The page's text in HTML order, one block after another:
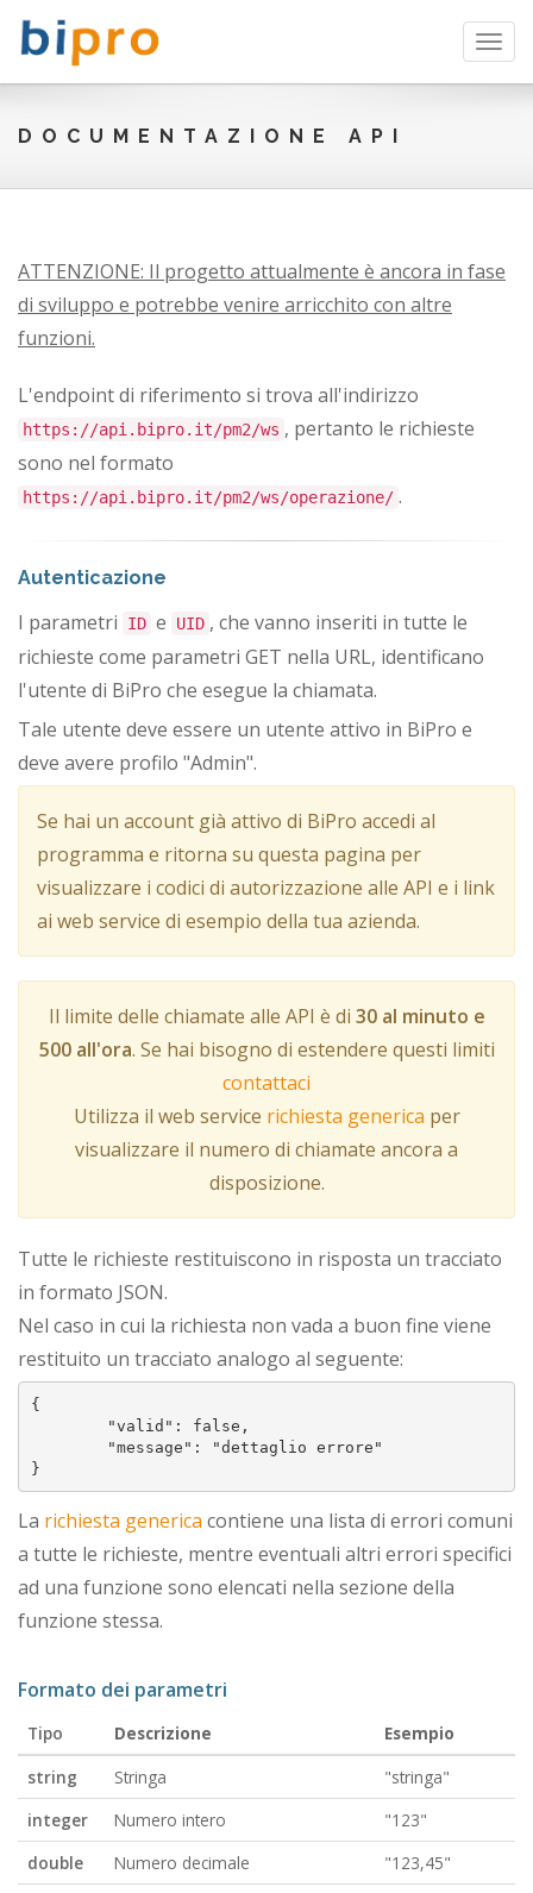
DOCUMENTAZIONE API
ATTENZIONE: Il progetto attualmente è ancora in fase
di sviluppo e potrebbe venire arricchito con altre
funzioni.
L'endpoint di riferimento si trova all'indirizzo
https://api.bipro.it/pm2/ws , pertanto le richieste
sono nel formato
https://api.bipro.it/pm2/ws/operazione/ .
Autenticazione
I parametri ID e UID , che vanno inseriti in tutte le
richieste come parametri GET nella URL, identificano
l'utente di BiPro che esegue la chiamata.
Tale utente deve essere un utente attivo in BiPro e
deve avere profilo "Admin".
Se hai un account già attivo di BiPro accedi al
programma e ritorna su questa pagina per
visualizzare i codici di autorizzazione alle API e i link
ai web service di esempio della tua azienda.
Il limite delle chiamate alle API è di 30 al minuto e
500 all'ora. Se hai bisogno di estendere questi limiti
contattaci
Utilizza il web service richiesta generica per
visualizzare il numero di chiamate ancora a
disposizione.
Tutte le richieste restituiscono in risposta un tracciato
in formato JSON.
Nel caso in cui la richiesta non vada a buon fine viene
restituito un tracciato analogo al seguente:
{
La richiesta generica contiene una lista di errori comuni
a tutte le richieste, mentre eventuali altri errori specifici
ad una funzione sono elencati nella sezione della
funzione stessa.
Formato dei parametri
Tipo Descrizione
Esempio
string
Stringa
"stringa"
integer
Numero intero
"123"
double
Numero decimale
"123,45"